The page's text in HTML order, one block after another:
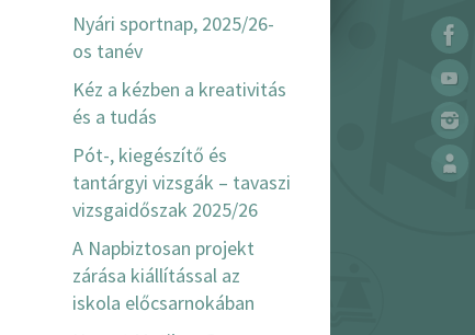
Nyári sportnap, 2025/26-
os tanév
Kéz a kézben a kreativitás
és a tudás
Pót-, kiegészítő és
tantárgyi vizsgák – tavaszi
vizsgaidőszak 2025/26
A Napbiztosan projekt
zárása kiállítással az
iskola előcsarnokában